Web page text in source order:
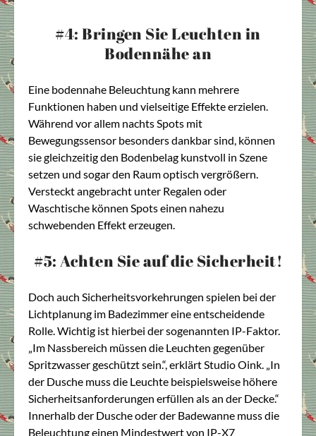
#4: Bringen Sie Leuchten in
Bodennähe an
Eine bodennahe Beleuchtung kann mehrere
Funktionen haben und vielseitige Effekte erzielen.
Während vor allem nachts Spots mit
Bewegungssensor besonders dankbar sind, können
sie gleichzeitig den Bodenbelag kunstvoll in Szene
setzen und sogar den Raum optisch vergrößern.
Versteckt angebracht unter Regalen oder
Waschtische können Spots einen nahezu
schwebenden Effekt erzeugen.
#5: Achten Sie auf die Sicherheit!
Doch auch Sicherheitsvorkehrungen spielen bei der
Lichtplanung im Badezimmer eine entscheidende
Rolle. Wichtig ist hierbei der sogenannten IP-Faktor.
„Im Nassbereich müssen die Leuchten gegenüber
Spritzwasser geschützt sein.“, erklärt Studio Oink. „In
der Dusche muss die Leuchte beispielsweise höhere
Sicherheitsanforderungen erfüllen als an der Decke.“
Innerhalb der Dusche oder der Badewanne muss die
Beleuchtung einen Mindestwert von IP-X7